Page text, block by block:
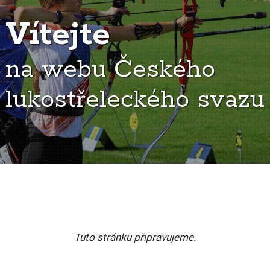
Vítejte
na webu Českého
lukostřeleckého svazu
Tuto stránku připravujeme.